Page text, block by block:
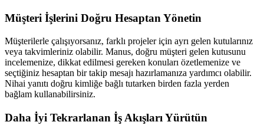
Müşteri İşlerini Doğru Hesaptan Yönetin
Müşterilerle çalışıyorsanız, farklı projeler için ayrı gelen kutularınız
veya takvimleriniz olabilir. Manus, doğru müşteri gelen kutusunu
incelemenize, dikkat edilmesi gereken konuları özetlemenize ve
seçtiğiniz hesaptan bir takip mesajı hazırlamanıza yardımcı olabilir.
Nihai yanıtı doğru kimliğe bağlı tutarken birden fazla yerden
bağlam kullanabilirsiniz.
Daha İyi Tekrarlanan İş Akışları Yürütün